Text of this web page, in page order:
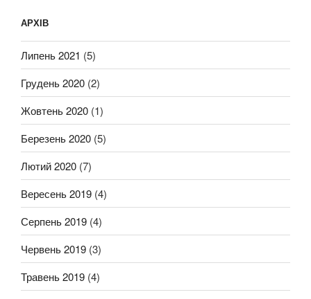
АРХІВ
Липень 2021 (5)
Грудень 2020 (2)
Жовтень 2020 (1)
Березень 2020 (5)
Лютий 2020 (7)
Вересень 2019 (4)
Серпень 2019 (4)
Червень 2019 (3)
Травень 2019 (4)